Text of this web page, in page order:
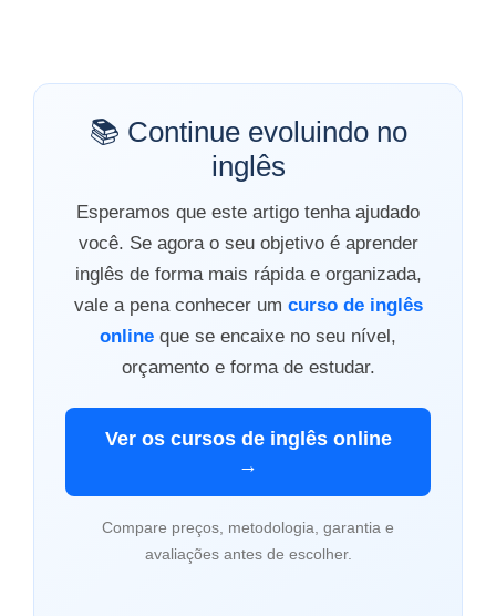
📚 Continue evoluindo no
inglês
Esperamos que este artigo tenha ajudado
você. Se agora o seu objetivo é aprender
inglês de forma mais rápida e organizada,
vale a pena conhecer um curso de inglês
online que se encaixe no seu nível,
orçamento e forma de estudar.
Ver os cursos de inglês online
→
Compare preços, metodologia, garantia e
avaliações antes de escolher.